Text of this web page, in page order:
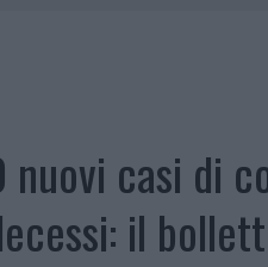
E ALFA: OLBIA OMBELICO DEL MONDO
nuovi casi di
il